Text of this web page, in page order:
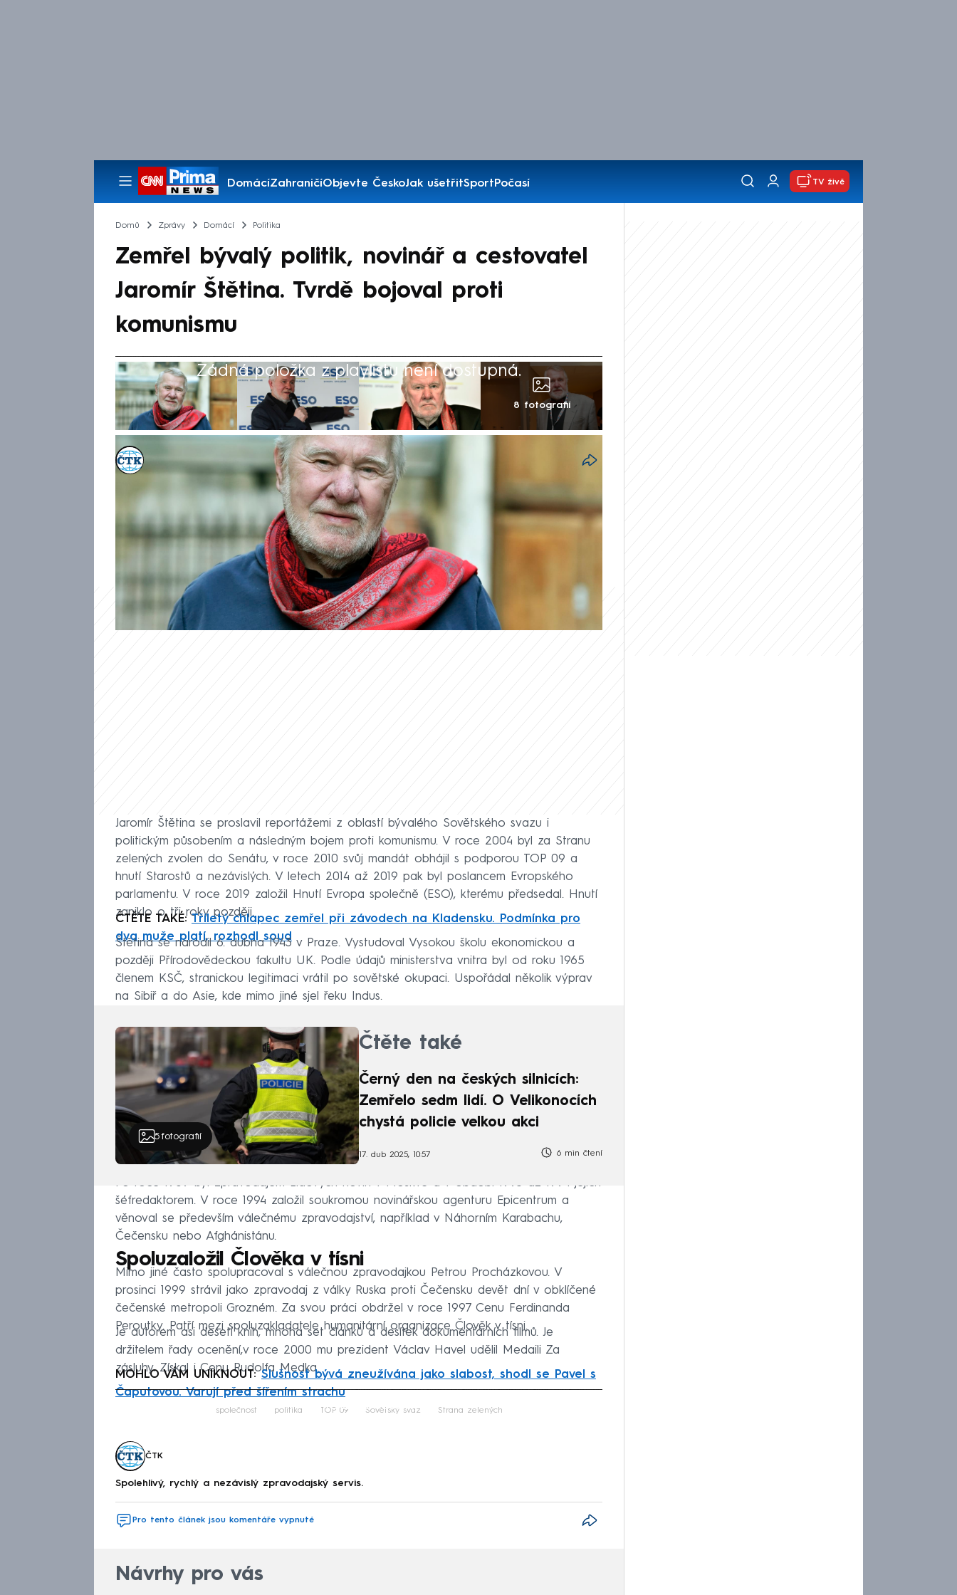
DomácíZahraničíObjevte ČeskoJak ušetřitSportPočasí
Pořady
TV živě
Domů Zprávy Domácí Politika
Zemřel bývalý politik, novinář a cestovatel
Jaromír Štětina. Tvrdě bojoval proti
komunismu
Žádná položka z playlistu není dostupná.
8 fotografií
ČTK
Akt. 17. dub 2025, 15:25 • 17. dub 2025, 15:08
Ve věku 82 let ve čtvrtek zemřel po dlouhé nemoci na zástavu srdce
bývalý politik, novinář a cestovatel Jaromír Štětina. Oznámil to jeho
syn. Štětinovo úmrtí potvrdili zástupci humanitární organizace Člověk v
tísni. Štětina patřil k jejím zakladatelům.
Jaromír Štětina se proslavil reportážemi z oblastí bývalého Sovětského svazu i
politickým působením a následným bojem proti komunismu. V roce 2004 byl za Stranu
zelených zvolen do Senátu, v roce 2010 svůj mandát obhájil s podporou TOP 09 a
hnutí Starostů a nezávislých. V letech 2014 až 2019 pak byl poslancem Evropského
parlamentu. V roce 2019 založil Hnutí Evropa společně (ESO), kterému předsedal. Hnutí
zaniklo o tři roky později.
ČTĚTE TAKÉ:Tříletý chlapec zemřel při závodech na Kladensku. Podmínka pro
dva muže platí, rozhodl soud
Štětina se narodil 6. dubna 1943 v Praze. Vystudoval Vysokou školu ekonomickou a
později Přírodovědeckou fakultu UK. Podle údajů ministerstva vnitra byl od roku 1965
členem KSČ, stranickou legitimaci vrátil po sovětské okupaci. Uspořádal několik výprav
na Sibiř a do Asie, kde mimo jiné sjel řeku Indus.
5fotografií
Čtěte také
Černý den na českých silnicích:
Zemřelo sedm lidí. O Velikonocích
chystá policie velkou akci
17. dub 2025, 10:57 6 min čtení
Po roce 1989 byl zpravodajem Lidových novin v Moskvě a v období 1993 až 1994 jejich
šéfredaktorem. V roce 1994 založil soukromou novinářskou agenturu Epicentrum a
věnoval se především válečnému zpravodajství, například v Náhorním Karabachu,
Čečensku nebo Afghánistánu.
Spoluzaložil Člověka v tísni
Mimo jiné často spolupracoval s válečnou zpravodajkou Petrou Procházkovou. V
prosinci 1999 strávil jako zpravodaj z války Ruska proti Čečensku devět dní v obklíčené
čečenské metropoli Grozném. Za svou práci obdržel v roce 1997 Cenu Ferdinanda
Peroutky. Patří mezi spoluzakladatele humanitární organizace Člověk v tísni.
Je autorem asi deseti knih, mnoha set článků a desítek dokumentárních filmů. Je
držitelem řady ocenění,v roce 2000 mu prezident Václav Havel udělil Medaili Za
zásluhy. Získal i Cenu Rudolfa Medka.
MOHLO VÁM UNIKNOUT:Slušnost bývá zneužívána jako slabost, shodl se Pavel s
Čaputovou. Varují před šířením strachu
Failed to fetch
společnost politika TOP 09 Sovětský svaz Strana zelených
ČTK
Spolehlivý, rychlý a nezávislý zpravodajský servis.
Pro tento článek jsou komentáře vypnuté
Návrhy pro vás